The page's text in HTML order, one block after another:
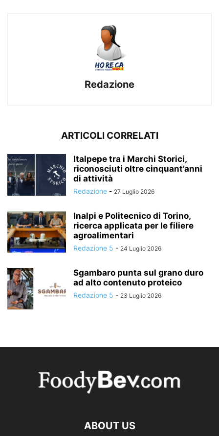
Redazione
ARTICOLI CORRELATI
Italpepe tra i Marchi Storici,
riconosciuti oltre cinquant’anni
di attività
Redazione - 27 Luglio 2026
Inalpi e Politecnico di Torino,
ricerca applicata per le filiere
agroalimentari
Redazione 5 - 24 Luglio 2026
Sgambaro punta sul grano duro
ad alto contenuto proteico
Redazione 5 - 23 Luglio 2026
ABOUT US